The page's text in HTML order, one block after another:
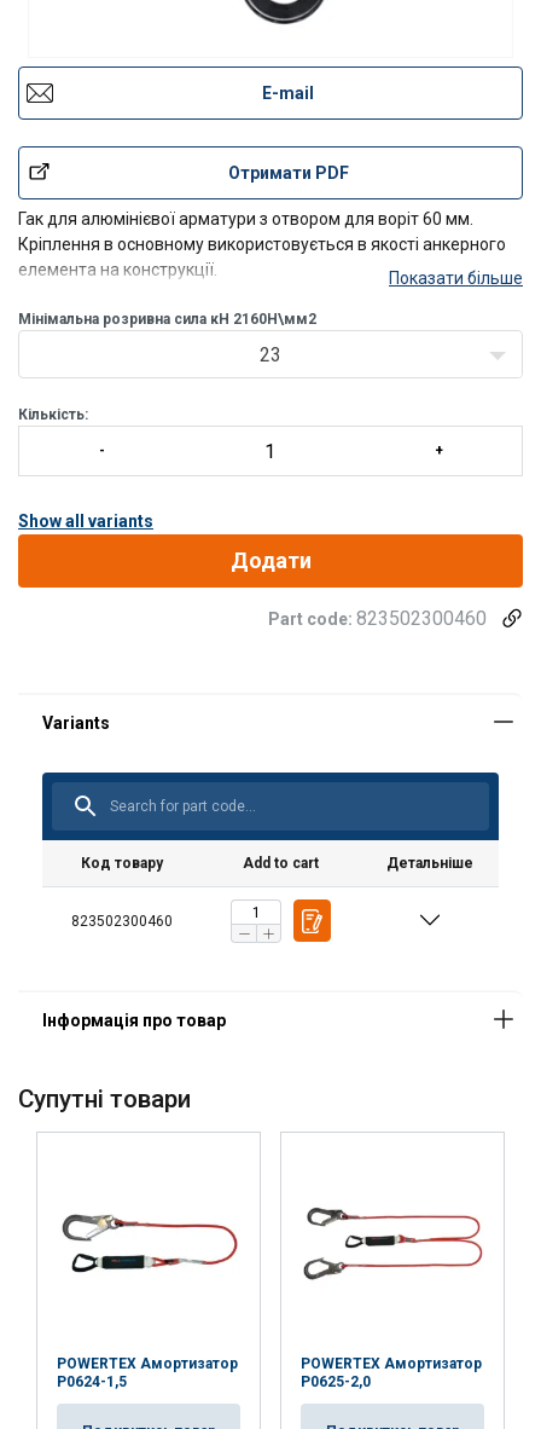
E-mail
Отримати PDF
Гак для алюмінієвої арматури з отвором для воріт 60 мм.
Кріплення в основному використовується в якості анкерного
елемента на конструкції.
Показати більше
Мінімальна розривна сила кН 2160Н\мм2
23
Кількість:
Show all variants
Додати
Part code: 823502300460
Код товару Add to cart Детальніше
823502300460
Стандарт:
Cупутні товари
POWERTEX Амортизатор
P0624-1,5
POWERTEX Амортизатор
P0625-2,0